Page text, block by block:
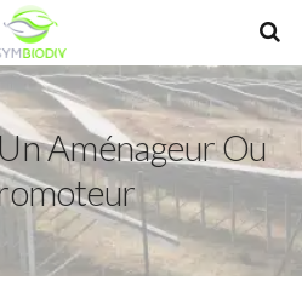
Aménageur Ou